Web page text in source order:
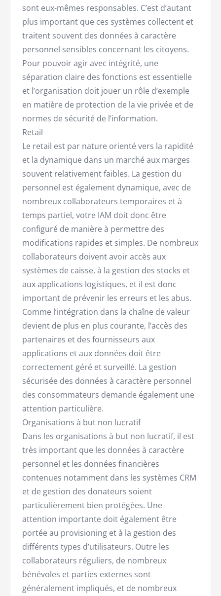
sont eux-mêmes responsables. C’est d’autant
plus important que ces systèmes collectent et
traitent souvent des données à caractère
personnel sensibles concernant les citoyens.
Pour pouvoir agir avec intégrité, une
séparation claire des fonctions est essentielle
et l’organisation doit jouer un rôle d’exemple
en matière de protection de la vie privée et de
normes de sécurité de l’information.
Retail
Le retail est par nature orienté vers la rapidité
et la dynamique dans un marché aux marges
souvent relativement faibles. La gestion du
personnel est également dynamique, avec de
nombreux collaborateurs temporaires et à
temps partiel, votre IAM doit donc être
configuré de manière à permettre des
modifications rapides et simples. De nombreux
collaborateurs doivent avoir accès aux
systèmes de caisse, à la gestion des stocks et
aux applications logistiques, et il est donc
important de prévenir les erreurs et les abus.
Comme l’intégration dans la chaîne de valeur
devient de plus en plus courante, l’accès des
partenaires et des fournisseurs aux
applications et aux données doit être
correctement géré et surveillé. La gestion
sécurisée des données à caractère personnel
des consommateurs demande également une
attention particulière.
Organisations à but non lucratif
Dans les organisations à but non lucratif, il est
très important que les données à caractère
personnel et les données financières
contenues notamment dans les systèmes CRM
et de gestion des donateurs soient
particulièrement bien protégées. Une
attention importante doit également être
portée au provisioning et à la gestion des
différents types d’utilisateurs. Outre les
collaborateurs réguliers, de nombreux
bénévoles et parties externes sont
généralement impliqués, et de nombreux